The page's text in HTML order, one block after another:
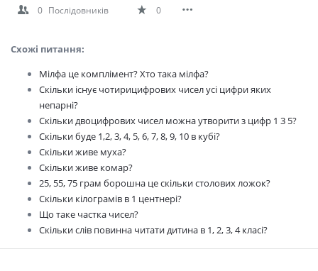
0 Послідовників 0
Схожі питання:
Мілфа це комплімент? Хто така мілфа?
Скільки існує чотирицифрових чисел усі цифри яких
непарні?
Скільки двоцифрових чисел можна утворити з цифр 1 3 5?
Скільки буде 1,2, 3, 4, 5, 6, 7, 8, 9, 10 в кубі?
Скільки живе муха?
Скільки живе комар?
25, 55, 75 грам борошна це скільки столових ложок?
Скільки кілограмів в 1 центнері?
Що таке частка чисел?
Скільки слів повинна читати дитина в 1, 2, 3, 4 класі?